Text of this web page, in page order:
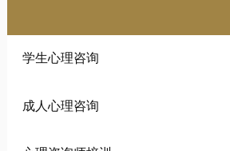
学生心理咨询
成人心理咨询